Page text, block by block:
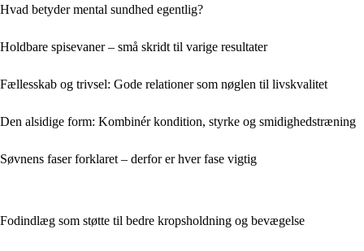
Hvad betyder mental sundhed egentlig?
Holdbare spisevaner – små skridt til varige resultater
Fællesskab og trivsel: Gode relationer som nøglen til livskvalitet
Den alsidige form: Kombinér kondition, styrke og smidighedstræning
Søvnens faser forklaret – derfor er hver fase vigtig
Fodindlæg som støtte til bedre kropsholdning og bevægelse